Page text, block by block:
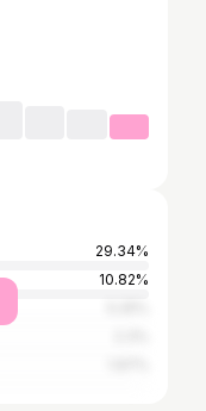
29.34%
10.82%